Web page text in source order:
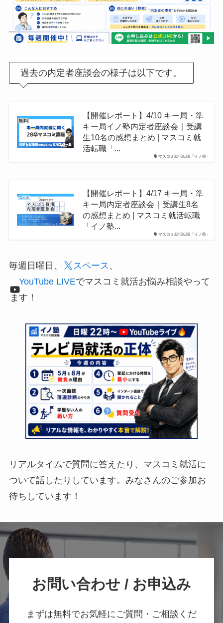
過去の内定者座談会の様子は以下です。
マスコミ就活転職「イノ塾」
【開催レポート】4/10 キー局・準
キー局イノ塾内定者座談会｜受講
生10名の感想まとめ | マスコミ就
活転職「...
マスコミ就活転職「イノ塾」
【開催レポート】4/17 キー局・準
キー局内定者座談会｜受講生8名
の感想まとめ | マスコミ就活転職
「イノ塾...
毎週日曜日、 スペース 、
YouTube LIVEでマスコミ就活お悩み相談やって
ます！
リアルタイムで質問に答えたり、マスコミ就活に
ついて話したりしています。みなさんのご参加お
待ちしています！
お問い合わせ / お申込み
まずは無料でお気軽にご質問・ご相談くだ